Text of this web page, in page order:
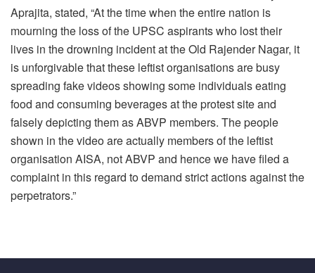
Aprajita, stated, “At the time when the entire nation is
mourning the loss of the UPSC aspirants who lost their
lives in the drowning incident at the Old Rajender Nagar, it
is unforgivable that these leftist organisations are busy
spreading fake videos showing some individuals eating
food and consuming beverages at the protest site and
falsely depicting them as ABVP members. The people
shown in the video are actually members of the leftist
organisation AISA, not ABVP and hence we have filed a
complaint in this regard to demand strict actions against the
perpetrators.”